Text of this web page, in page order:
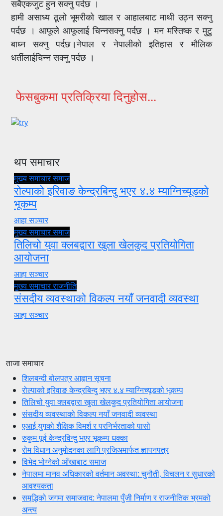
सबैएकजुट हुन सक्नु पर्दछ ।
हामी असाध्य ठूलो भूमरीको खाल र आहालबाट माथी उठ्न सक्नु
पर्दछ । आफूले आफूलाई चिन्नसक्नु पर्दछ । मन मस्तिष्क र मुटु
बाध्न सक्नु पर्दछ।नेपाल र नेपालीको इतिहास र मौलिक
धर्तीलाईचिन्न सक्नु पर्दछ ।
फेसबुकमा प्रतिक्रिया दिनुहोस...
थप समाचार
मुख्य समाचारसमाज
रोल्पाको इरिवाङ केन्द्रबिन्दु भएर ४.४ म्याग्निच्यूडको
भूकम्प
आहा सञ्चार
मुख्य समाचारसमाज
तिलिचो युवा क्लबद्वारा खुला खेलकुद प्रतियोगिता
आयोजना
आहा सञ्चार
मुख्य समाचारराजनीति
संसदीय व्यवस्थाको विकल्प नयाँ जनवादी व्यवस्था
आहा सञ्चार
ताजा समाचार
शिलबन्दी बोलपत्र आह्वान सूचना
रोल्पाको इरिवाङ केन्द्रबिन्दु भएर ४.४ म्याग्निच्यूडको भूकम्प
तिलिचो युवा क्लबद्वारा खुला खेलकुद प्रतियोगिता आयोजना
संसदीय व्यवस्थाको विकल्प नयाँ जनवादी व्यवस्था
एआई युगको शैक्षिक विमर्श र परनिर्भरताको पासो
रुकुम पूर्व केन्द्रविन्दु भएर भूकम्प धक्का
रोम विधान अनुमोदनका लागि प्रजिअमार्फत ज्ञापनपत्र
विभेद भोग्नेको आँखाबाट समाज
नेपालमा मानव अधिकारको वर्तमान अवस्था: चुनौती, विचलन र सुधारको
आवश्यकता
समृद्धिको जगमा समाजवाद: नेपालमा पुँजी निर्माण र राजनीतिक भ्रमको
अन्त्य